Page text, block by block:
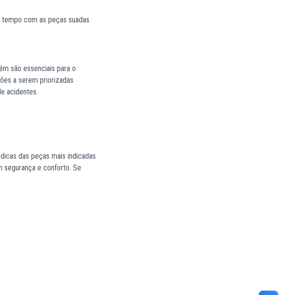
com as peças suadas
são essenciais para o
a serem priorizadas
acidentes.
das peças mais indicadas
segurança e conforto. Se